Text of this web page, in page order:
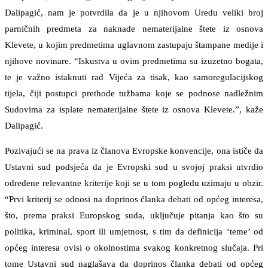
Dalipagić, nam je potvrdila da je u njihovom Uredu veliki broj
parničnih predmeta za naknade nematerijalne štete iz osnova
Klevete, u kojim predmetima uglavnom zastupaju štampane medije i
njihove novinare. “Iskustva u ovim predmetima su izuzetno bogata,
te je važno istaknuti rad Vijeća za tisak, kao samoregulacijskog
tijela, čiji postupci prethode tužbama koje se podnose nadležnim
Sudovima za isplate nematerijalne štete iz osnova Klevete.”, kaže
Dalipagić.
Pozivajući se na prava iz članova Evropske konvencije, ona ističe da
Ustavni sud podsjeća da je Evropski sud u svojoj praksi utvrdio
određene relevantne kriterije koji se u tom pogledu uzimaju u obzir.
“Prvi kriterij se odnosi na doprinos članka debati od općeg interesa,
što, prema praksi Europskog suda, uključuje pitanja kao što su
politika, kriminal, sport ili umjetnost, s tim da definicija ‘teme’ od
općeg interesa ovisi o okolnostima svakog konkretnog slučaja. Pri
tome Ustavni sud naglašava da doprinos članka debati od općeg